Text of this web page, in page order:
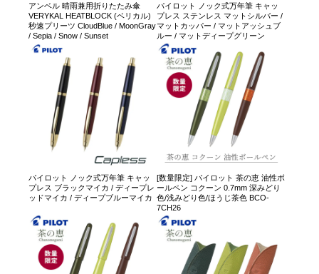
アンベル 晴雨兼用折りたたみ傘
VERYKAL HEATBLOCK (ベリカル)
秒速プリーツ CloudBlue / MoonGray
/ Sepia / Snow / Sunset
パイロット ノック式万年筆 キャッ
プレス ステンレス マットシルバー /
マットカッパー / マットアッシュブ
ルー / マットディープグリーン
パイロット ノック式万年筆 キャッ
プレス ブラックマイカ / ディープレ
ッドマイカ / ディープブルーマイカ
[数量限定] パイロット 茶の恵 油性ボ
ールペン コクーン 0.7mm 深みどり
色/浅みどり色/ほうじ茶色 BCO-
7CH26